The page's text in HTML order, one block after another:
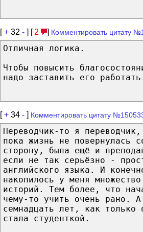
[+ 32 - ] [ 2 ] Комментировать цитату
Отличная логика.
Чтобы повысить
надо заставить его
[+ 34 - ] Комментировать цитату
Переводчик-то я
пока жизнь не повернулась
сторону, была ещё и
если не так серьёзно -
английского языка. И
накопилось у меня
историй. Тем более, что
чему-то учить очень рано.
семнадцать лет, как только
стала студенткой.